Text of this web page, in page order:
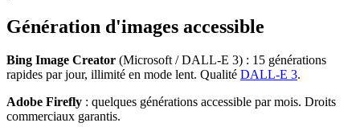
Génération d'images accessible
Bing Image Creator (Microsoft / DALL-E 3) : 15 générations
rapides par jour, illimité en mode lent. Qualité DALL-E 3.
Adobe Firefly : quelques générations accessible par mois. Droits
commerciaux garantis.